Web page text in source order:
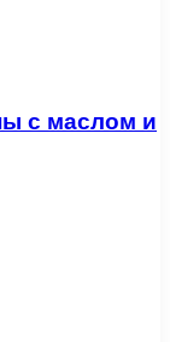
с маслом и